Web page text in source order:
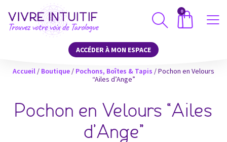
0
ACCÉDER À MON ESPACE
Accueil / Boutique / Pochons, Boîtes & Tapis / Pochon en Velours
“Ailes d’Ange”
Pochon en Velours “Ailes
d’Ange”